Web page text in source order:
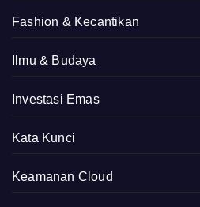
Fashion & Kecantikan
Ilmu & Budaya
Investasi Emas
Kata Kunci
Keamanan Cloud